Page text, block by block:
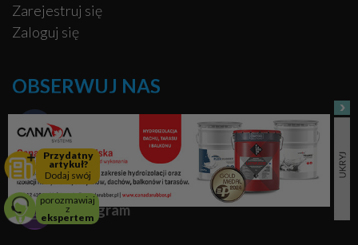
Przydatny
artykuł?
Dodaj swój
porozmawiaj
z
ekspertem
Zarejestruj się
Zaloguj się
OBSERWUJ NAS
Facebook
Pinterest
Instagram